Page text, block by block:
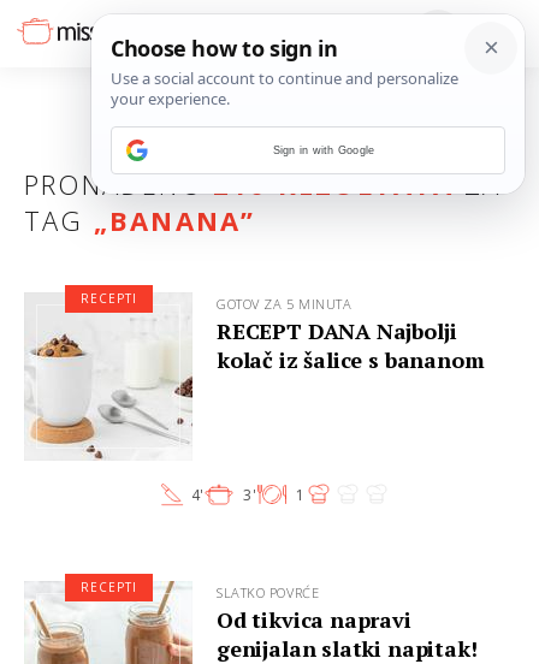
PRONAĐENO210 REZULTATAZA
TAG „BANANA”
GOTOV ZA 5 MINUTA
RECEPT DANA Najbolji
kolač iz šalice s bananom
4' 3' 1
RECEPTI
SLATKO POVRĆE
Od tikvica napravi
genijalan slatki napitak!
RECEPTI
Sign in with Google